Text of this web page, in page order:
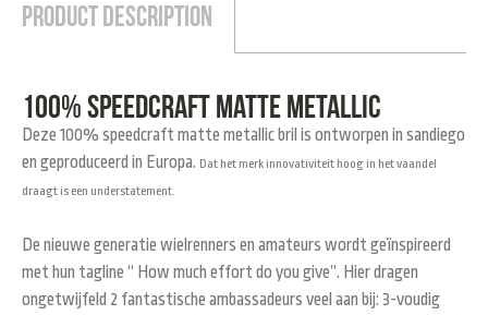
Product Description
100% speedcraft Matte Metallic
Deze 100% speedcraft matte metallic bril is ontworpen in sandiego
en geproduceerd in Europa. Dat het merk innovativiteit hoog in het vaandel
draagt is een understatement.
De nieuwe generatie wielrenners en amateurs wordt geïnspireerd
met hun tagline “ How much effort do you give”. Hier dragen
ongetwijfeld 2 fantastische ambassadeurs veel aan bij: 3-voudig